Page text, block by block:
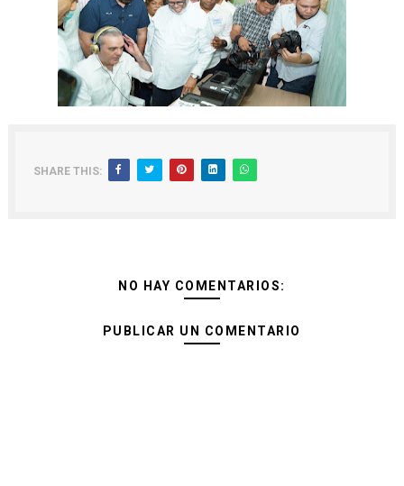
SHARE THIS:
NO HAY COMENTARIOS:
PUBLICAR UN COMENTARIO